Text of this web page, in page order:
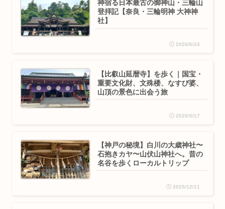
神宿る日本最古の御神山・三輪山
登拝記【奈良・三輪明神 大神神
社】
2026/6/24
【比叡山延暦寺】を歩く｜国宝・
重要文化財、文殊楼、なすび婆、
山頂の景色に出会う旅
2026/5/17
【神戸の秘境】白川の大歳神社〜
石抱きカヤ〜山伏山神社へ。昔の
名谷を歩くローカルトリップ
2025/12/11